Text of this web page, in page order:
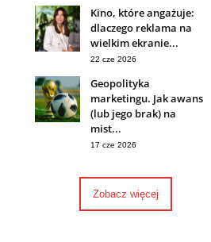
Kino, które angażuje:
dlaczego reklama na
wielkim ekranie...
22 cze 2026
Geopolityka
marketingu. Jak awans
(lub jego brak) na
mist...
17 cze 2026
Zobacz więcej